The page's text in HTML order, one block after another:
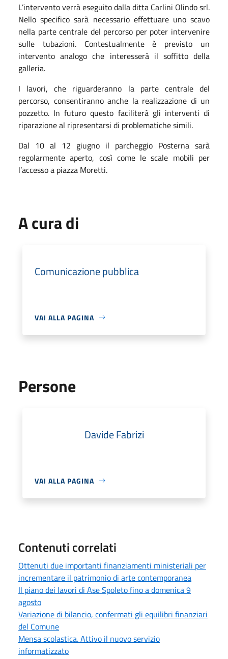
L’intervento verrà eseguito dalla ditta Carlini Olindo srl.
Nello specifico sarà necessario effettuare uno scavo
nella parte centrale del percorso per poter intervenire
sulle tubazioni. Contestualmente è previsto un
intervento analogo che interesserà il soffitto della
galleria.
I lavori, che riguarderanno la parte centrale del
percorso, consentiranno anche la realizzazione di un
pozzetto. In futuro questo faciliterà gli interventi di
riparazione al ripresentarsi di problematiche simili.
Dal 10 al 12 giugno il parcheggio Posterna sarà
regolarmente aperto, così come le scale mobili per
l’accesso a piazza Moretti.
A cura di
Comunicazione pubblica
VAI ALLA PAGINA
Persone
Davide Fabrizi
VAI ALLA PAGINA
Contenuti correlati
Ottenuti due importanti finanziamenti ministeriali per
incrementare il patrimonio di arte contemporanea
Il piano dei lavori di Ase Spoleto fino a domenica 9
agosto
Variazione di bilancio, confermati gli equilibri finanziari
del Comune
Mensa scolastica. Attivo il nuovo servizio
informatizzato